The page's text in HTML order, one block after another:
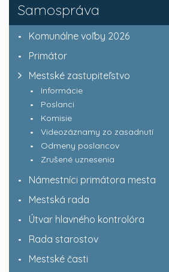
Samospráva
Komunálne voľby 2026
Primátor
Mestské zastupiteľstvo
Informácie
Poslanci
Komisie
Videozáznamy zo zasadnutí
Odmeny poslancov
Zrušené uznesenia
Námestníci primátora mesta
Mestská rada
Útvar hlavného kontrolóra
Rada starostov
Mestské časti